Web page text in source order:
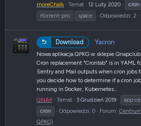
moreChalk
Temat 12 Luty 2020 cron
rtorrent-pro
space Odpowiedzi: 2
Download Yacron
Nowa aplikacja QPKG w sklepie
Cron replacement "Crontab" is in YAML
Sentry and Mail outputs when cron jobs
you decide how to determine if a cron
running in Docker, Kubernetes...
QNAP
Temat 3 Grudzień 2019 app
cron
Odpowiedzi: 0 Forum:
QPKG)